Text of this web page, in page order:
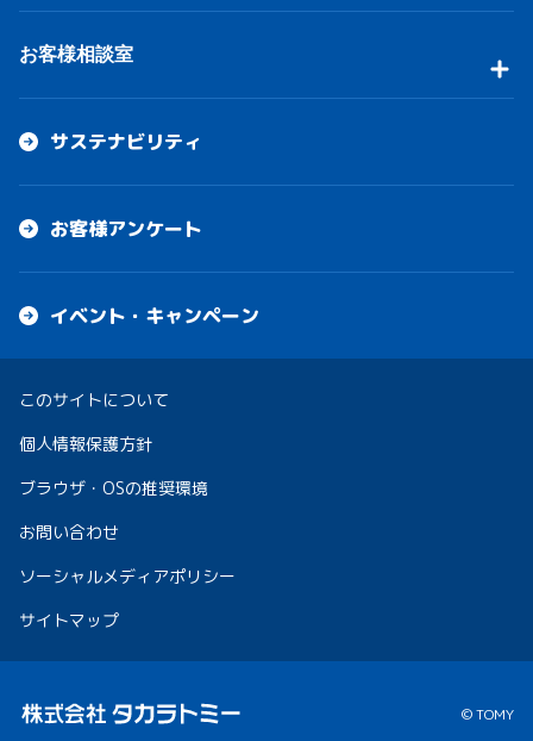
お客様相談室
サステナビリティ
お客様アンケート
イベント・キャンペーン
このサイトについて
個人情報保護方針
ブラウザ・OSの推奨環境
お問い合わせ
ソーシャルメディアポリシー
サイトマップ
© TOMY